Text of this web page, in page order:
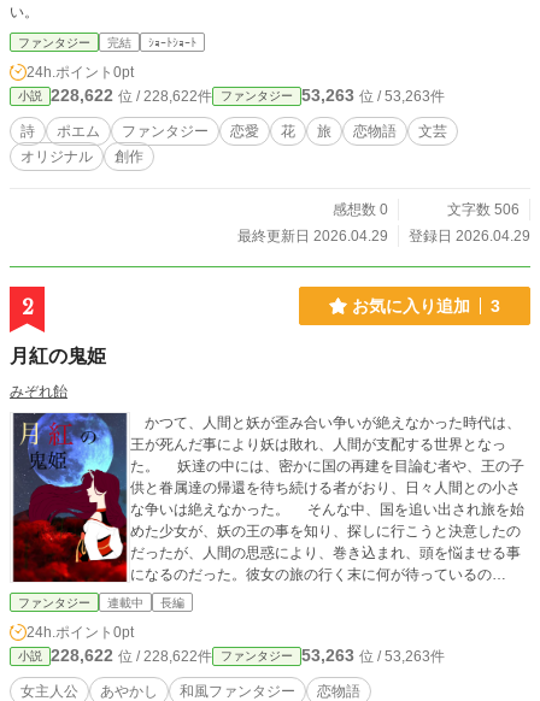
い。
ファンタジー 完結 ｼｮｰﾄｼｮｰﾄ
24h.ポイント 0pt
小説 228,622 位 / 228,622件 ファンタジー 53,263 位 / 53,263件
詩 ポエム ファンタジー 恋愛 花 旅 恋物語
文芸
オリジナル
創作
感想数 0
文字数 506
最終更新日 2026.04.29
登録日 2026.04.29
2 お気に入り追加 3
月紅の鬼姫
みぞれ飴
かつて、人間と妖が歪み合い争いが絶えなかった時代は、
王が死んだ事により妖は敗れ、人間が支配する世界となっ
た。 妖達の中には、密かに国の再建を目論む者や、王の子
供と眷属達の帰還を待ち続ける者がおり、日々人間との小さ
な争いは絶えなかった。 そんな中、国を追い出され旅を始
めた少女が、妖の王の事を知り、探しに行こうと決意したの
だったが、人間の思惑により、巻き込まれ、頭を悩ませる事
になるのだった。彼女の旅の行く末に何が待っているの
か…？
ファンタジー 連載中 長編
24h.ポイント 0pt
小説 228,622 位 / 228,622件 ファンタジー 53,263 位 / 53,263件
女主人公 あやかし 和風ファンタジー 恋物語